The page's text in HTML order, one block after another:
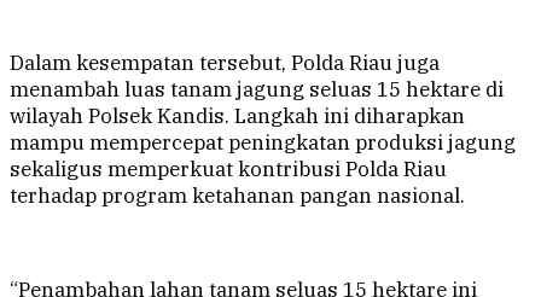
Dalam kesempatan tersebut, Polda Riau juga
menambah luas tanam jagung seluas 15 hektare di
wilayah Polsek Kandis. Langkah ini diharapkan
mampu mempercepat peningkatan produksi jagung
sekaligus memperkuat kontribusi Polda Riau
terhadap program ketahanan pangan nasional.
“Penambahan lahan tanam seluas 15 hektare ini